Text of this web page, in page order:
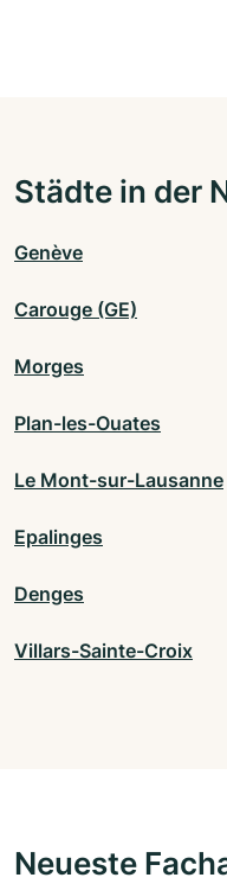
Städte in der
Genève
Carouge (GE)
Morges
Plan-les-Ouates
Le Mont-sur-Lausanne
Epalinges
Denges
Villars-Sainte-Croix
Neueste